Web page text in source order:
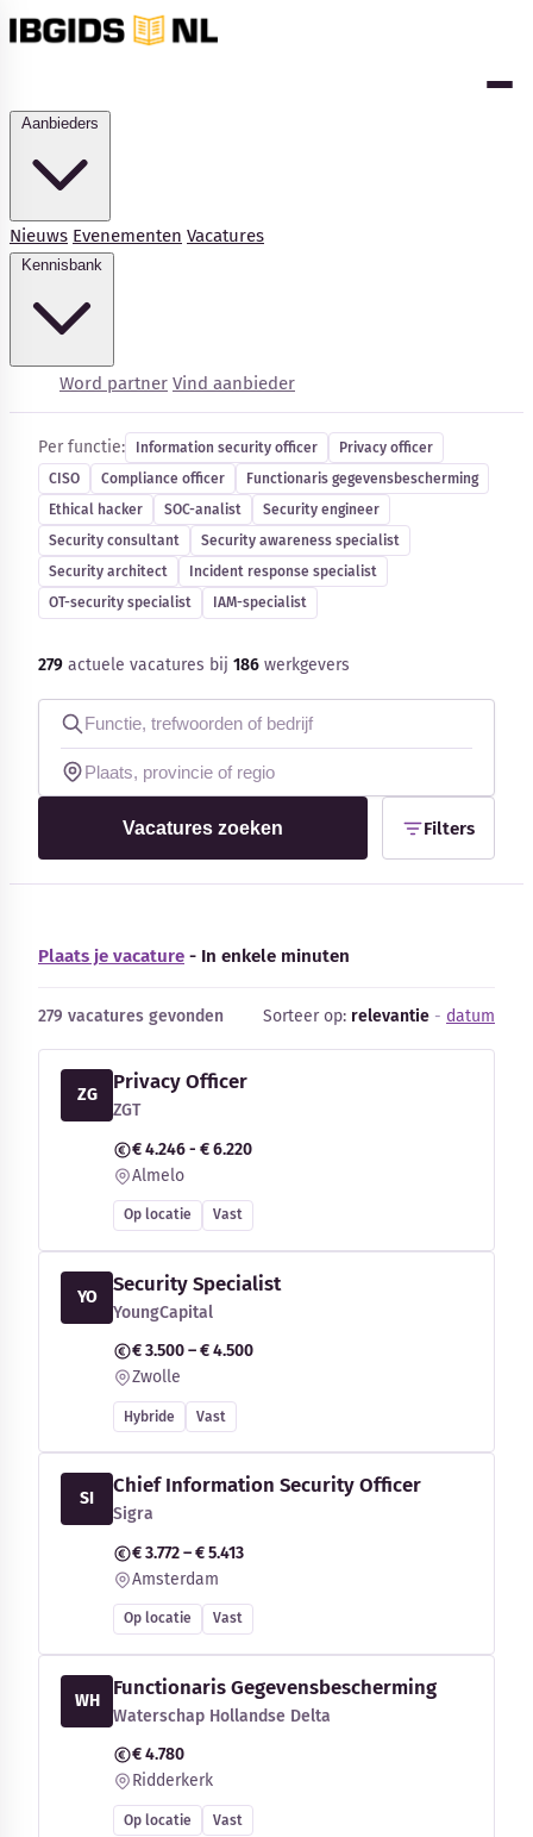
Nieuws Evenementen Vacatures
Word partner Vind aanbieder
Kennisbank
Blog
Bedrijfsupdates
Externe bronnen
Woordenboek
Auteurs
Cybersecurity-vacatures
Per functie: Information security officer
Privacy officer
CISO
Compliance officer
Functionaris gegevensbescherming
Ethical hacker
SOC-analist
Security engineer
Security consultant
Security awareness specialist
Security architect
Incident response specialist
OT-security specialist
IAM-specialist
279 actuele vacatures bij 186 werkgevers
Vacatures zoeken Filters
Plaats je vacature - In enkele minuten
279 vacatures gevonden Sorteer op: relevantie - datum
ZG
Privacy Officer
ZGT
€ 4.246 - € 6.220
Almelo
Op locatie Vast
YO
Security Specialist
YoungCapital
€ 3.500 – € 4.500
Zwolle
Hybride Vast
SI
Chief Information Security Officer
Sigra
€ 3.772 – € 5.413
Amsterdam
Op locatie Vast
WH
Functionaris Gegevensbescherming
Waterschap Hollandse Delta
€ 4.780
Ridderkerk
Op locatie Vast